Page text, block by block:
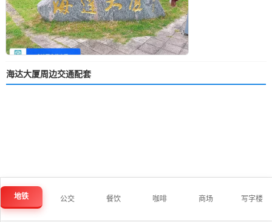
海达大厦周边交通配套
地铁 公交 餐饮 咖啡 商场 写字楼